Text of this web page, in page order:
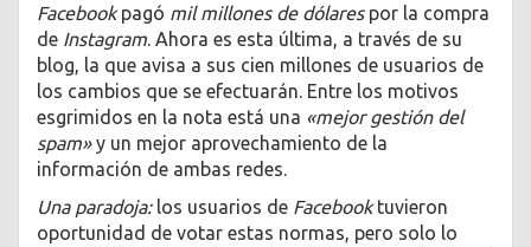
Facebookpagó mil millones de dólarespor la compra
de Instagram. Ahora es esta última, a través de su
blog, la que avisa a sus cien millones de usuarios de
los cambios que se efectuarán. Entre los motivos
esgrimidos en la nota está una «mejor gestión del
spam»y un mejor aprovechamiento de la
información de ambas redes.
Una paradoja:los usuarios de Facebooktuvieron
oportunidad de votar estas normas, pero solo lo